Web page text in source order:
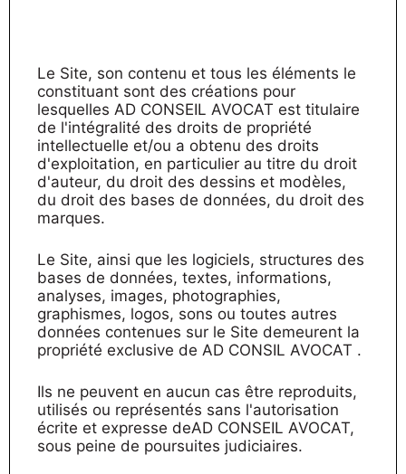
Le Site, son contenu et tous les éléments le
constituant sont des créations pour
lesquelles AD CONSEIL AVOCAT est titulaire
de l'intégralité des droits de propriété
intellectuelle et/ou a obtenu des droits
d'exploitation, en particulier au titre du droit
d'auteur, du droit des dessins et modèles,
du droit des bases de données, du droit des
marques.
Le Site, ainsi que les logiciels, structures des
bases de données, textes, informations,
analyses, images, photographies,
graphismes, logos, sons ou toutes autres
données contenues sur le Site demeurent la
propriété exclusive de AD CONSIL AVOCAT .
Ils ne peuvent en aucun cas être reproduits,
utilisés ou représentés sans l'autorisation
écrite et expresse deAD CONSEIL AVOCAT,
sous peine de poursuites judiciaires.